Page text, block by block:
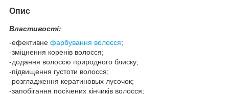
Опис
Властивості:
-ефективне фарбування волосся;
-зміцнення коренів волосся;
-додання волоссю природного блиску;
-підвищення густоти волосся;
-розгладження кератиновых лусочок;
-запобігання посічених кінчиків волосся;